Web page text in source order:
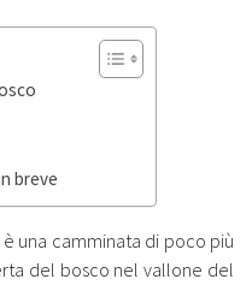
breve
è una camminata di poco più
del bosco nel vallone del